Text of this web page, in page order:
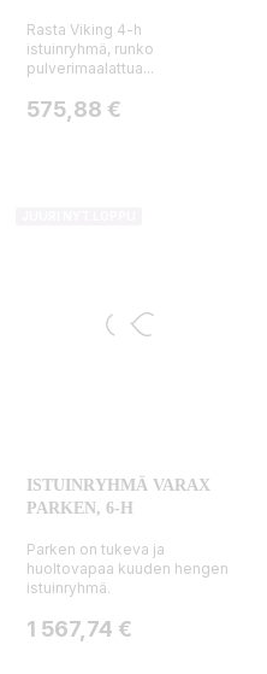
Rasta Viking 4-h
istuinryhmä, runko
pulverimaalattua...
Hinta
575,88 €
ISTUINRYHMÄ VARAX
PARKEN, 6-H
Parken on tukeva ja
huoltovapaa kuuden hengen
istuinryhmä.
Hinta
1 567,74 €